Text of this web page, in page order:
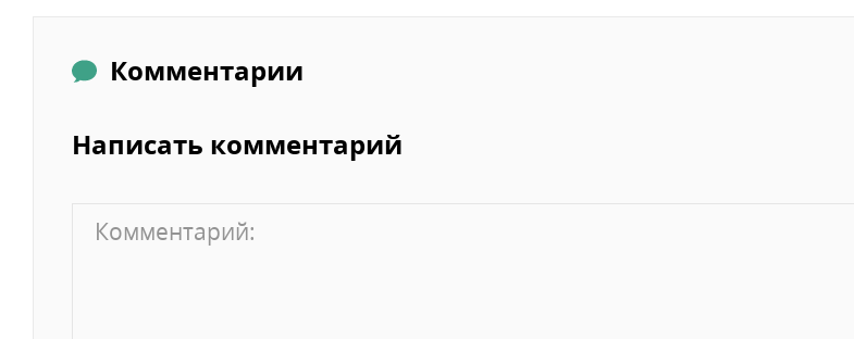
Комментарии
Написать комментарий